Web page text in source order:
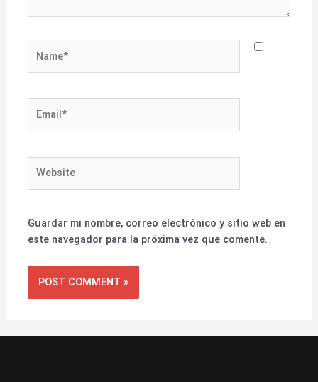
Guardar mi nombre, correo electrónico y sitio web en
este navegador para la próxima vez que comente.